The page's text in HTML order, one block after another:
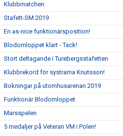
Klubbmatchen
Stafett-SM 2019
En as-nice funktionärsposition!
Blodomloppet klart - Tack!
Stort deltagande i Turebergsstafetten
Klubbrekord för systrarna Knutsson!
Bokningar på utomhusarenan 2019
Funktionär Blodomloppet
Marsspelen
5 medaljer på Veteran VM i Polen!